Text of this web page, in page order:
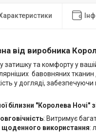
від виробника
затишку та комфорту у
бавовняних тканин
у догляді,
білизни "Королева Ночі"
: Витримує
щоденного використання: